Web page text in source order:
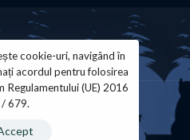
cookie-uri, navigând în
acordul pentru folosirea
(UE) 2016
/ 679.